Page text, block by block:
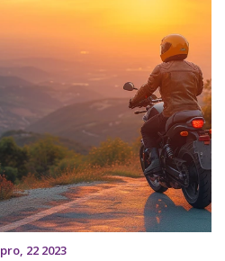
pro, 22 2023